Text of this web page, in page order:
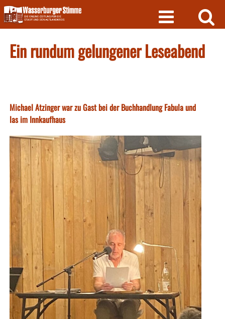
Skip
to
content
Ein rundum gelungener Leseabend
Michael Atzinger war zu Gast bei der Buchhandlung Fabula und
las im Innkaufhaus